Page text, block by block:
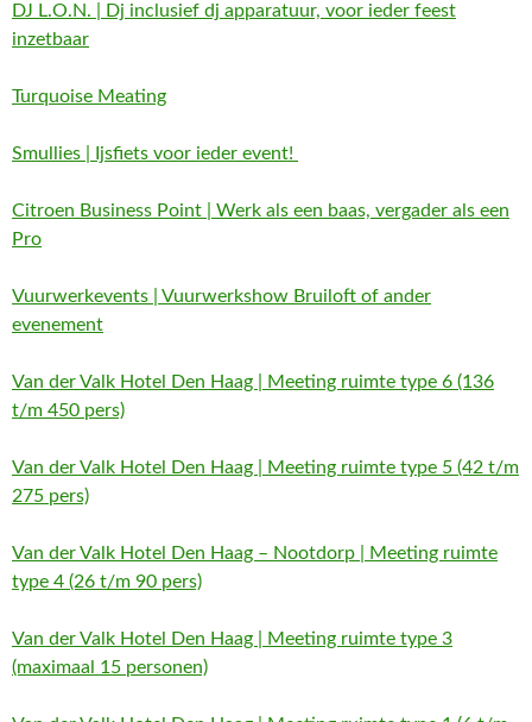
DJ L.O.N. | Dj inclusief dj apparatuur, voor ieder feest
inzetbaar
Turquoise Meating
Smullies | Ijsfiets voor ieder event!
Citroen Business Point | Werk als een baas, vergader als een
Pro
Vuurwerkevents | Vuurwerkshow Bruiloft of ander
evenement
Van der Valk Hotel Den Haag | Meeting ruimte type 6 (136
t/m 450 pers)
Van der Valk Hotel Den Haag | Meeting ruimte type 5 (42 t/m
275 pers)
Van der Valk Hotel Den Haag – Nootdorp | Meeting ruimte
type 4 (26 t/m 90 pers)
Van der Valk Hotel Den Haag | Meeting ruimte type 3
(maximaal 15 personen)